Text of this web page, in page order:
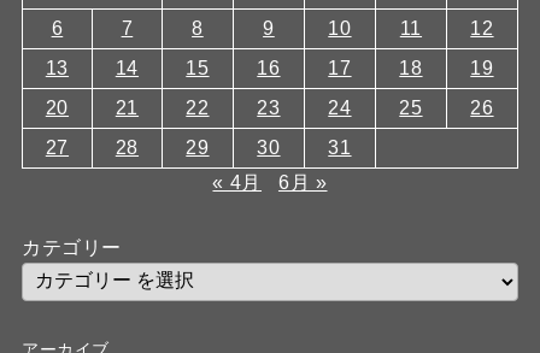
6
7 8 9 10 11
12
13
14 15 16 17 18
19
20
21 22 23 24 25
26
27
28 29 30
31
« 4月
6月 »
カテゴリー